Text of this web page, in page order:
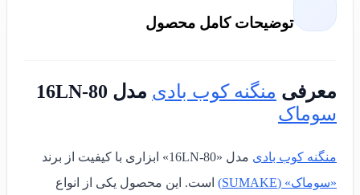
توضیحات کامل محصول
معرفی منگنه کوب بادی مدل 16LN-80
سوماک
منگنه کوب بادی مدل «16LN-80» ابزاری با کیفیت از برند
«سوماک» (SUMAKE)
است. این محصول یکی از انواع